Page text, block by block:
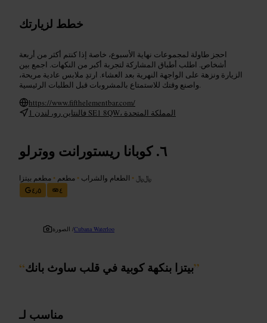
خطط لزيارتك
احجز طاولة لمجموعات نهاية الأسبوع، خاصة إذا كنتم أكثر من أربعة
أشخاص. اطلب أطباق المشاركة لتجربة أكبر من النكهات. اجمع بين
الزيارة ونزهة على الواجهة النهرية بعد العشاء. ارتدِ ملابس عادية مريحة،
واصنع وقتك للاستمتاع بالمشروبات قبل الطلبات الرئيسية.
https://www.fifthelementbar.com/
1 فالنتاين رو، لندن SE1 8QW، المملكة المتحدة
كوبانا ريستورانت ووترلو
﷼﷼ • الطعام والشراب • مطعم • مطعم بيتزا
٤٫٥
٤
الصورة /Cubana Waterloo
“بيتزا بنكهة كوبية في قلب ساوث بانك”
مناسب لـ